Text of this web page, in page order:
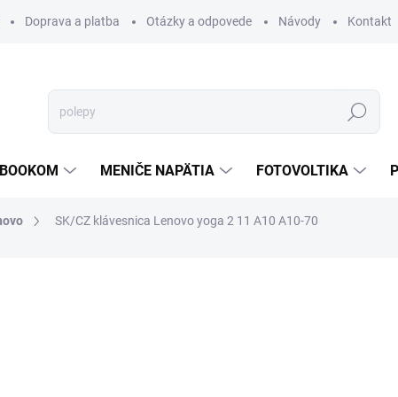
Doprava a platba Otázky a odpovede Návody Kontakt
Hľadať
MENIČE NAPÄTIA FOTOVOLTIKA
SK/CZ klávesnica Lenovo yoga 2 11 A10 A10-70